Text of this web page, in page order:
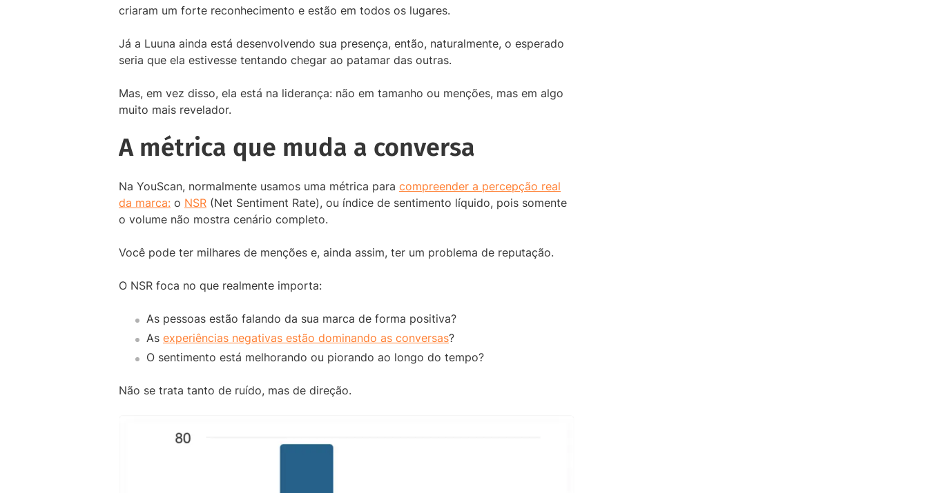
criaram um forte reconhecimento e estão em todos os lugares.
Já a Luuna ainda está desenvolvendo sua presença, então, naturalmente, o esperado
seria que ela estivesse tentando chegar ao patamar das outras.
Mas, em vez disso, ela está na liderança: não em tamanho ou menções, mas em algo
muito mais revelador.
A métrica que muda a conversa
Na YouScan, normalmente usamos uma métrica para compreender a percepção real
da marca: o NSR (Net Sentiment Rate), ou índice de sentimento líquido, pois somente
o volume não mostra cenário completo.
Você pode ter milhares de menções e, ainda assim, ter um problema de reputação.
O NSR foca no que realmente importa:
As pessoas estão falando da sua marca de forma positiva?
As experiências negativas estão dominando as conversas?
O sentimento está melhorando ou piorando ao longo do tempo?
Não se trata tanto de ruído, mas de direção.